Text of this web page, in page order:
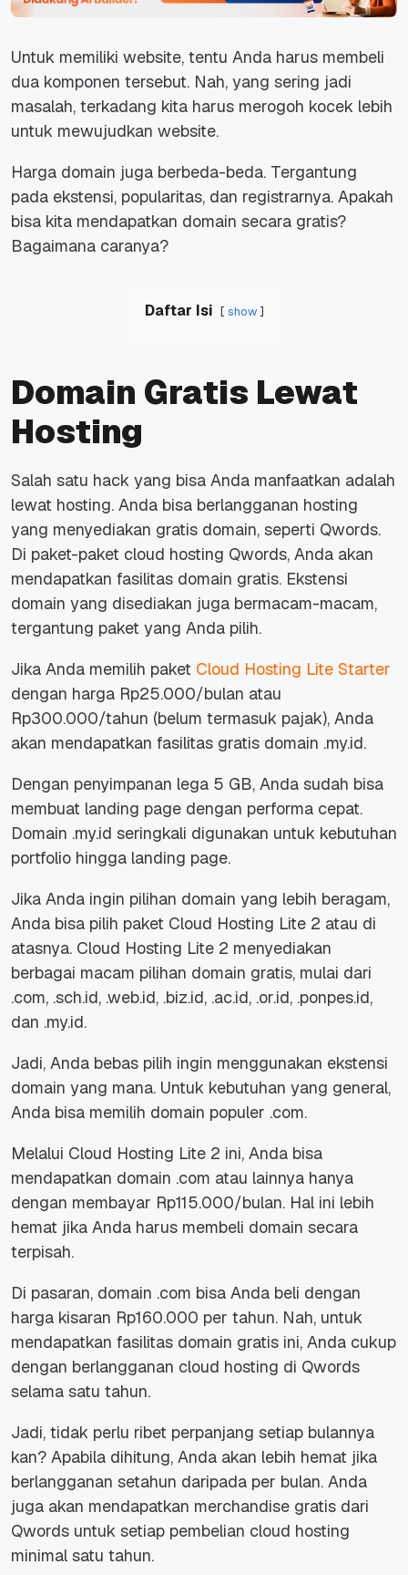
Untuk memiliki website, tentu Anda harus membeli
dua komponen tersebut. Nah, yang sering jadi
masalah, terkadang kita harus merogoh kocek lebih
untuk mewujudkan website.
Harga domain juga berbeda-beda. Tergantung
pada ekstensi, popularitas, dan registrarnya. Apakah
bisa kita mendapatkan domain secara gratis?
Bagaimana caranya?
Daftar Isi show
Domain Gratis Lewat
Hosting
Salah satu hack yang bisa Anda manfaatkan adalah
lewat hosting. Anda bisa berlangganan hosting
yang menyediakan gratis domain, seperti Qwords.
Di paket-paket cloud hosting Qwords, Anda akan
mendapatkan fasilitas domain gratis. Ekstensi
domain yang disediakan juga bermacam-macam,
tergantung paket yang Anda pilih.
Jika Anda memilih paket Cloud Hosting Lite Starter
dengan harga Rp25.000/bulan atau
Rp300.000/tahun (belum termasuk pajak), Anda
akan mendapatkan fasilitas gratis domain .my.id.
Dengan penyimpanan lega 5 GB, Anda sudah bisa
membuat landing page dengan performa cepat.
Domain .my.id seringkali digunakan untuk kebutuhan
portfolio hingga landing page.
Jika Anda ingin pilihan domain yang lebih beragam,
Anda bisa pilih paket Cloud Hosting Lite 2 atau di
atasnya. Cloud Hosting Lite 2 menyediakan
berbagai macam pilihan domain gratis, mulai dari
.com, .sch.id, .web.id, .biz.id, .ac.id, .or.id, .ponpes.id,
dan .my.id.
Jadi, Anda bebas pilih ingin menggunakan ekstensi
domain yang mana. Untuk kebutuhan yang general,
Anda bisa memilih domain populer .com.
Melalui Cloud Hosting Lite 2 ini, Anda bisa
mendapatkan domain .com atau lainnya hanya
dengan membayar Rp115.000/bulan. Hal ini lebih
hemat jika Anda harus membeli domain secara
terpisah.
Di pasaran, domain .com bisa Anda beli dengan
harga kisaran Rp160.000 per tahun. Nah, untuk
mendapatkan fasilitas domain gratis ini, Anda cukup
dengan berlangganan cloud hosting di Qwords
selama satu tahun.
Jadi, tidak perlu ribet perpanjang setiap bulannya
kan? Apabila dihitung, Anda akan lebih hemat jika
berlangganan setahun daripada per bulan. Anda
juga akan mendapatkan merchandise gratis dari
Qwords untuk setiap pembelian cloud hosting
minimal satu tahun.